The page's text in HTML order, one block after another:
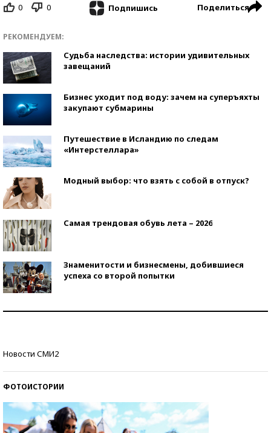
0 0 Подпишись Поделиться
РЕКОМЕНДУЕМ:
Судьба наследства: истории удивительных
завещаний
Бизнес уходит под воду: зачем на суперъяхты
закупают субмарины
Путешествие в Исландию по следам
«Интерстеллара»
Модный выбор: что взять с собой в отпуск?
Самая трендовая обувь лета – 2026
Знаменитости и бизнесмены, добившиеся
успеха со второй попытки
Новости СМИ2
ФОТОИСТОРИИ